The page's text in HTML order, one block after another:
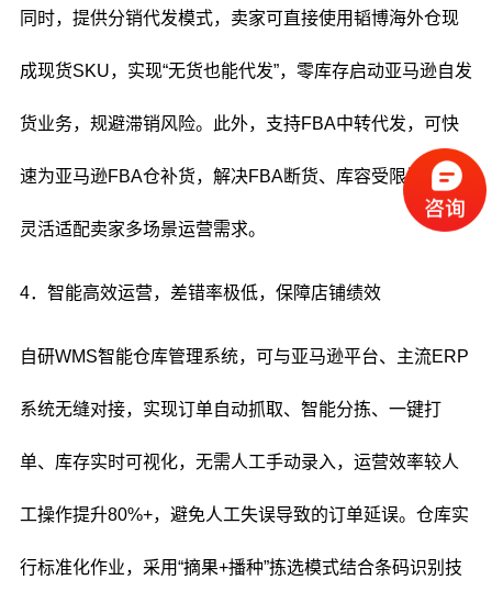
同时，提供分销代发模式，卖家可直接使用韬博海外仓现
成现货SKU，实现“无货也能代发”，零库存启动亚马逊自发
货业务，规避滞销风险。此外，支持FBA中转代发，可快
速为亚马逊FBA仓补货，解决FBA断货、库容受限问题，
灵活适配卖家多场景运营需求。
4．智能高效运营，差错率极低，保障店铺绩效
自研WMS智能仓库管理系统，可与亚马逊平台、主流ERP
系统无缝对接，实现订单自动抓取、智能分拣、一键打
单、库存实时可视化，无需人工手动录入，运营效率较人
工操作提升80%+，避免人工失误导致的订单延误。仓库实
行标准化作业，采用“摘果+播种”拣选模式结合条码识别技